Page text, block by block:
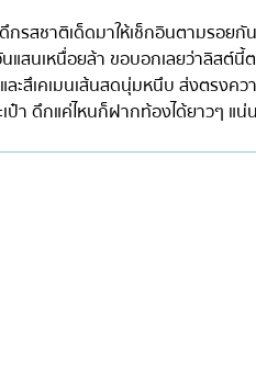
อุดมสุข
ศรีราชา
ไอคอนสยาม
รสชาติเด็ดมาให้เช็กอินตามรอยกั
สนเหนื่อยล้า ขอบอกเลยว่าลิสต์นี้
สึเคเมนเส้นสดนุ่มหนึบ ส่งตรงค
า ดึกแค่ไหนก็ฝากท้องได้ยาวๆ แน่